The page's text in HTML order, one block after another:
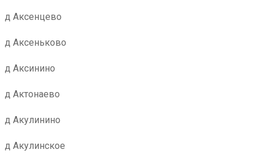
д Аксенцево
д Аксеньково
д Аксинино
д Актонаево
д Акулинино
д Акулинское